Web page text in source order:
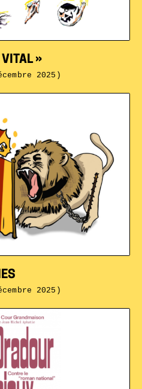
2025)
VITAL »
2025)